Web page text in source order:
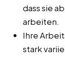
dass sie
arbeiten.
Ihre
stark